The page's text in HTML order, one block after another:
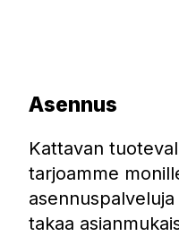
Asennus
Kattavan
tarjoamme
takaa